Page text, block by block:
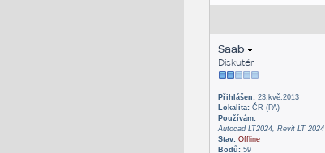
Saab
Diskutér
Přihlášen:23.kvě.2013
Lokalita:ČR (PA)
Používám:
Autocad LT2024, Revit LT 2024
Stav: Offline
Bodů:59